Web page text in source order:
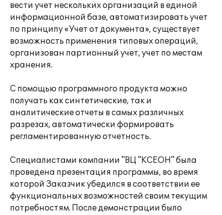
вести учет нескольких организаций в единой
информационной базе, автоматизировать учет
по принципу «Учет от документа», существует
возможность применения типовых операций,
организован партионный учет, учет по местам
хранения.
С помощью программного продукта можно
получать как синтетические, так и
аналитические отчеты в самых различных
разрезах, автоматически формировать
регламентированную отчетность.
Специалистами компании "ВЦ "КСЕОН" была
проведена презентация программы, во время
которой Заказчик убедился в соответствии ее
функциональных возможностей своим текущим
потребностям. После демонстрации было